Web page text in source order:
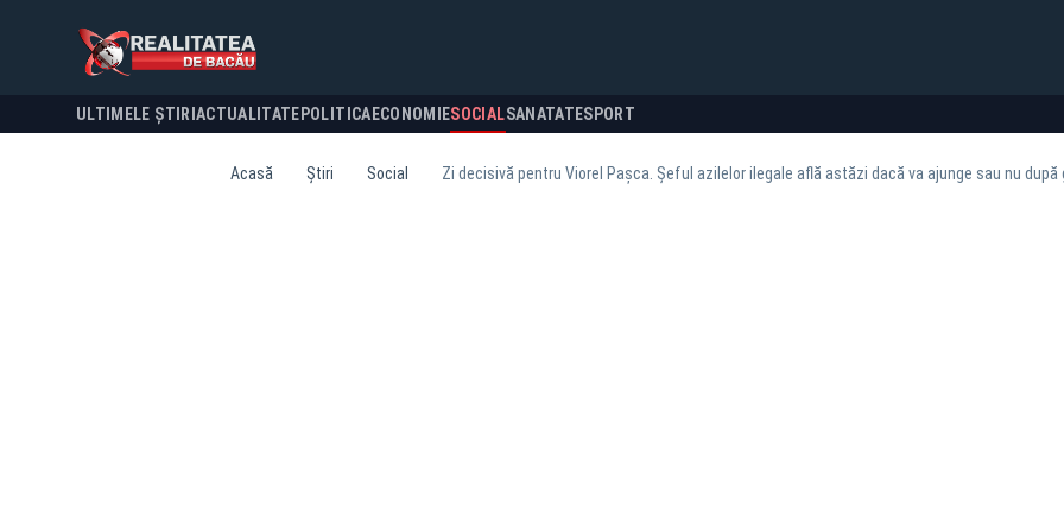
ULTIMELE ȘTIRI ACTUALITATE POLITICA ECONOMIESOCIALSANATATESPORT
Acasă Știri Social Zi decisivă pentru Viorel Pașca. Șeful azilelor ilegale află astăzi dacă va ajunge sau nu după